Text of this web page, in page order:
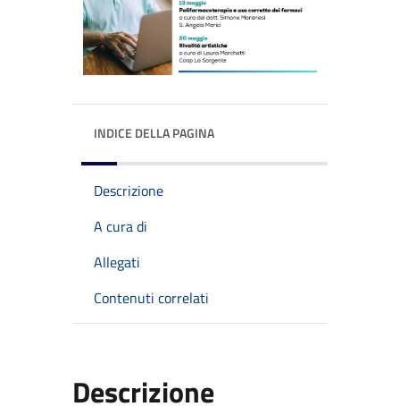
INDICE DELLA PAGINA
Descrizione
A cura di
Allegati
Contenuti correlati
Descrizione